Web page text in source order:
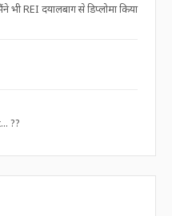
REI दयालबाग से डिप्लोमा किया
??